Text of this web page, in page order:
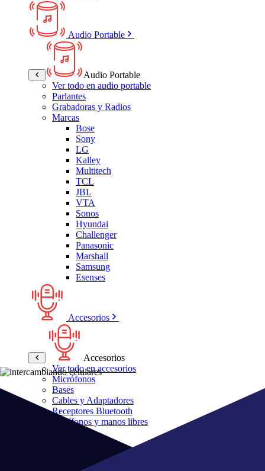
Audio Portable
Audio Portable
Ver todo en audio portable
Parlantes
Grabadoras y Radios
Marcas
Bose
Sony
LG
Kalley
Multitech
TCL
JBL
VTA
Sonos
Hyundai
Challenger
Panasonic
Marshall
Samsung
Esenses
Accesorios
Accesorios
Ver todo en accesorios
Micrófonos
Bases
Cables y Adaptadores
Receptores Bluetooth
Audífonos y manos libres